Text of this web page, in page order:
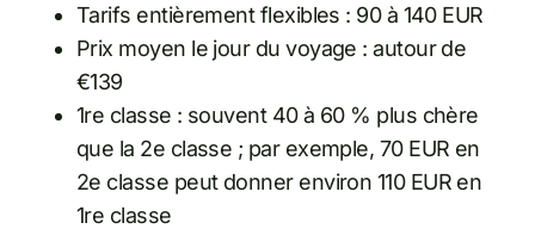
Tarifs entièrement flexibles : 90 à 140 EUR
Prix moyen le jour du voyage : autour de
€139
1re classe : souvent 40 à 60 % plus chère
que la 2e classe ; par exemple, 70 EUR en
2e classe peut donner environ 110 EUR en
1re classe